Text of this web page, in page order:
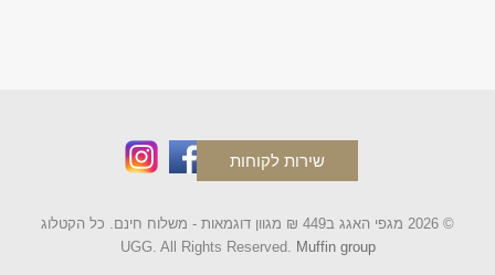
שירות לקוחות
© 2026 מגפי האגג ב449 ₪ מגוון דוגמאות - משלוח חינם. כל הקטלוג
UGG. All Rights Reserved. Muffin group